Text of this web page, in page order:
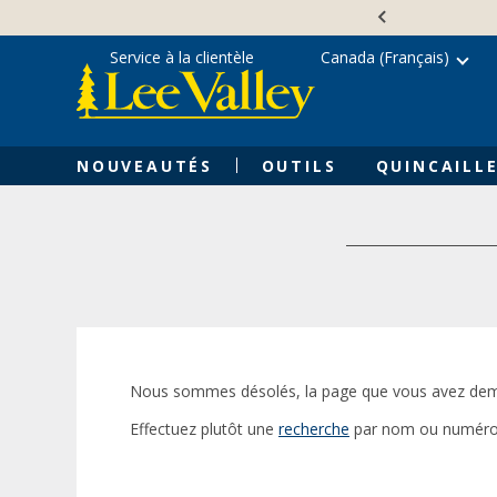
content
NOUVEAUTÉS OUTILS
Service à la clientèle Canada (Français)
Nous sommes désolés, la page que vous avez
Effectuez plutôt une recherche par nom ou